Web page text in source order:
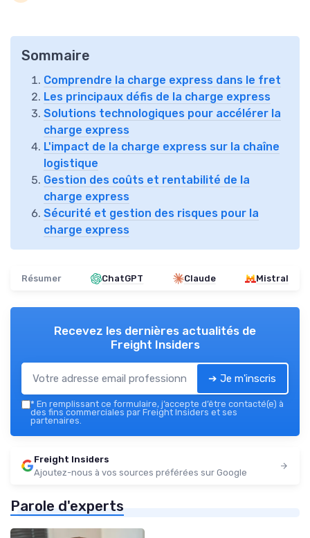
Sommaire
Comprendre la charge express dans le fret
Les principaux défis de la charge express
Solutions technologiques pour accélérer la
charge express
L'impact de la charge express sur la chaîne
logistique
Gestion des coûts et rentabilité de la
charge express
Sécurité et gestion des risques pour la
charge express
Résumer ChatGPT Claude Mistral
Recevez les dernières actualités de
Freight Insiders
➔ Je m'inscris
* En remplissant ce formulaire, j’accepte d’être contacté(e) à
des fins commerciales par Freight Insiders et ses
partenaires.
Freight Insiders
Ajoutez-nous à vos sources préférées sur Google
Parole d'experts